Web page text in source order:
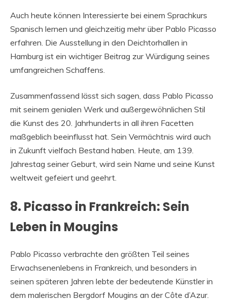
Auch heute können Interessierte bei einem Sprachkurs
Spanisch lernen und gleichzeitig mehr über Pablo Picasso
erfahren. Die Ausstellung in den Deichtorhallen in
Hamburg ist ein wichtiger Beitrag zur Würdigung seines
umfangreichen Schaffens.
Zusammenfassend lässt sich sagen, dass Pablo Picasso
mit seinem genialen Werk und außergewöhnlichen Stil
die Kunst des 20. Jahrhunderts in all ihren Facetten
maßgeblich beeinflusst hat. Sein Vermächtnis wird auch
in Zukunft vielfach Bestand haben. Heute, am 139.
Jahrestag seiner Geburt, wird sein Name und seine Kunst
weltweit gefeiert und geehrt.
8. Picasso in Frankreich: Sein
Leben in Mougins
Pablo Picasso verbrachte den größten Teil seines
Erwachsenenlebens in Frankreich, und besonders in
seinen späteren Jahren lebte der bedeutende Künstler in
dem malerischen Bergdorf Mougins an der Côte d’Azur.